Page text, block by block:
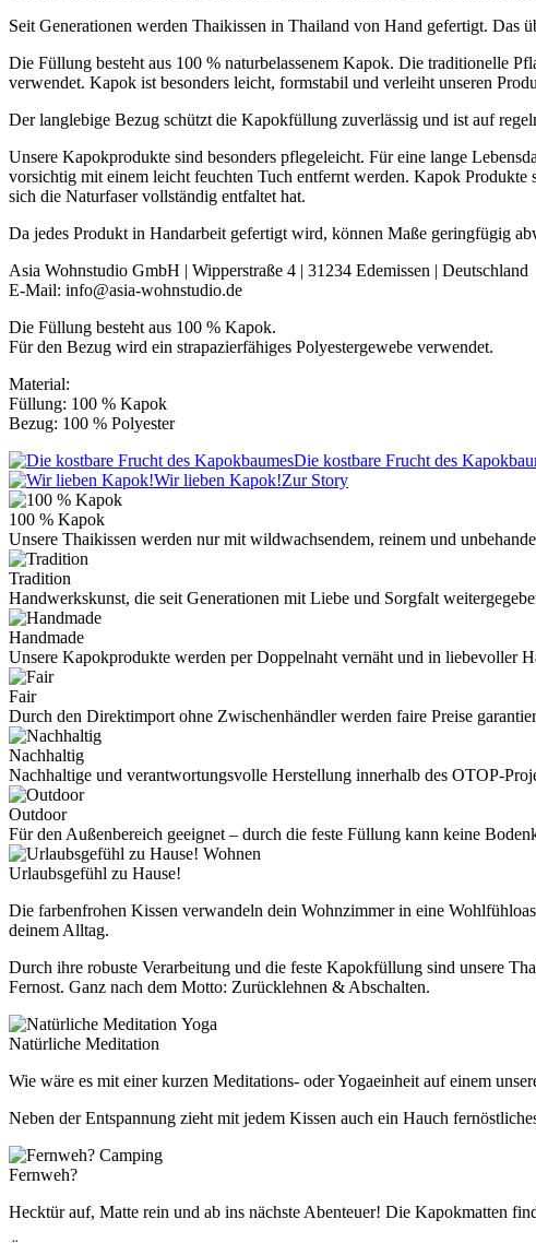
Seit Generationen werden Thaikissen in Thailand von Hand gefertigt. Das
Die Füllung besteht aus 100 % naturbelassenem Kapok. Die traditionelle
verwendet. Kapok ist besonders leicht, formstabil und verleiht unseren
Der langlebige Bezug schützt die Kapokfüllung zuverlässig und ist auf
Unsere Kapokprodukte sind besonders pflegeleicht. Für eine lange
vorsichtig mit einem leicht feuchten Tuch entfernt werden. Kapok
sich die Naturfaser vollständig entfaltet hat.
Da jedes Produkt in Handarbeit gefertigt wird, können Maße geringfügig
Asia Wohnstudio GmbH | Wipperstraße 4 | 31234 Edemissen | Deutschland
E-Mail: info@asia-wohnstudio.de
Die Füllung besteht aus 100 % Kapok.
Für den Bezug wird ein strapazierfähiges Polyestergewebe verwendet.
Material:
Füllung: 100 % Kapok
Bezug: 100 % Polyester
Die kostbare Frucht des
Wir lieben Kapok!Zur Story
100 % Kapok
Unsere Thaikissen werden nur mit wildwachsendem, reinem und
Tradition
Handwerkskunst, die seit Generationen mit Liebe und Sorgfalt
Handmade
Unsere Kapokprodukte werden per Doppelnaht vernäht und in liebevoller
Fair
Durch den Direktimport ohne Zwischenhändler werden faire Preise
Nachhaltig
Nachhaltige und verantwortungsvolle Herstellung innerhalb des OTOP-
Outdoor
Für den Außenbereich geeignet – durch die feste Füllung kann keine
Wohnen
Urlaubsgefühl zu Hause!
Die farbenfrohen Kissen verwandeln dein Wohnzimmer in eine
deinem Alltag.
Durch ihre robuste Verarbeitung und die feste Kapokfüllung sind unsere
Fernost. Ganz nach dem Motto: Zurücklehnen & Abschalten.
Yoga
Natürliche Meditation
Wie wäre es mit einer kurzen Meditations- oder Yogaeinheit auf einem
Neben der Entspannung zieht mit jedem Kissen auch ein Hauch
Camping
Fernweh?
Hecktür auf, Matte rein und ab ins nächste Abenteuer! Die Kapokmatten